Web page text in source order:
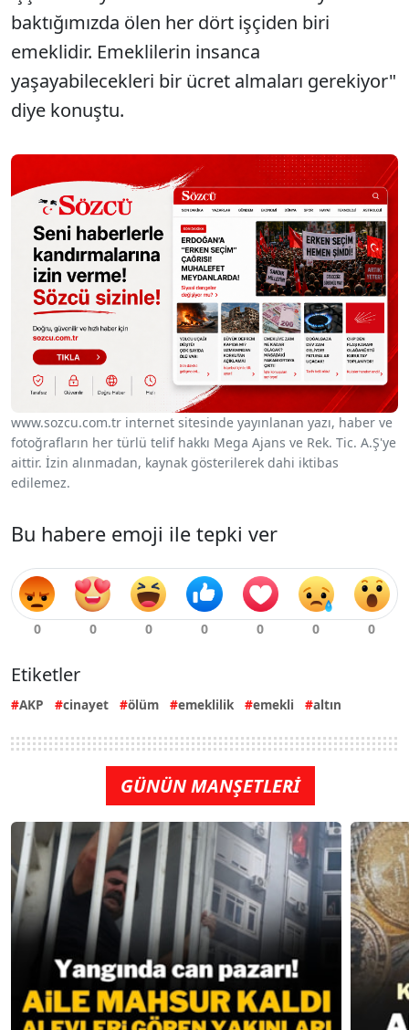
baktığımızda ölen her dört işçiden biri
emeklidir. Emeklilerin insanca
yaşayabilecekleri bir ücret almaları gerekiyor"
diye konuştu.
www.sozcu.com.tr internet sitesinde yayınlanan yazı, haber ve
fotoğrafların her türlü telif hakkı Mega Ajans ve Rek. Tic. A.Ş'ye
aittir. İzin alınmadan, kaynak gösterilerek dahi iktibas
edilemez.
Bu habere emoji ile tepki ver
Etiketler
AKP cinayet ölüm emeklilik emekli altın
GÜNÜN MANŞETLERİ